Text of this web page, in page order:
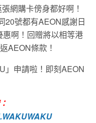
網購卡傍身都好啊！
20號都有AEON感謝日
啊！回贈將以相等港
AEON條款！
」申請啦！即刻AEON